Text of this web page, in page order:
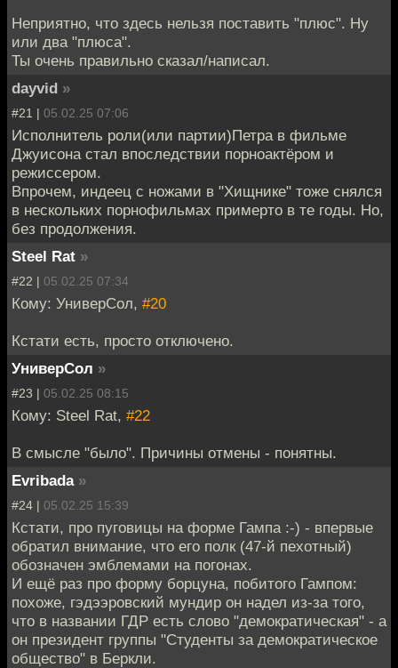
Неприятно, что здесь нельзя поставить "плюс". Ну
или два "плюса".
Ты очень правильно сказал/написал.
dayvid »
#21 | 05.02.25 07:06
Исполнитель роли(или партии)Петра в фильме
Джуисона стал впоследствии порноактёром и
режиссером.
Впрочем, индеец с ножами в "Хищнике" тоже снялся
в нескольких порнофильмах примерто в те годы. Но,
без продолжения.
Steel Rat »
#22 | 05.02.25 07:34
Кому: УниверСол, #20
Кстати есть, просто отключено.
УниверСол »
#23 | 05.02.25 08:15
Кому: Steel Rat, #22
В смысле "было". Причины отмены - понятны.
Evribada »
#24 | 05.02.25 15:39
Кстати, про пуговицы на форме Гампа :-) - впервые
обратил внимание, что его полк (47-й пехотный)
обозначен эмблемами на погонах.
И ещё раз про форму борцуна, побитого Гампом:
похоже, гэдээровский мундир он надел из-за того,
что в названии ГДР есть слово "демократическая" - а
он президент группы "Студенты за демократическое
общество" в Беркли.